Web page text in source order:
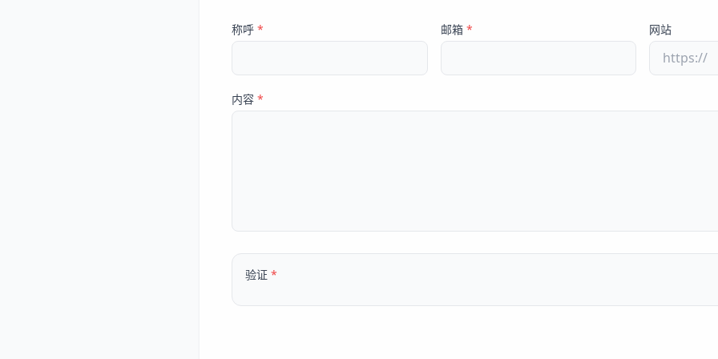
称呼 * 邮箱 * 网站
内容 *
验证 *